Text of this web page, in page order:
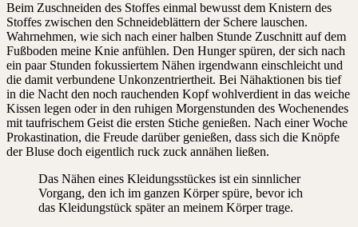
Beim Zuschneiden des Stoffes einmal bewusst dem Knistern des
Stoffes zwischen den Schneideblättern der Schere lauschen.
Wahrnehmen, wie sich nach einer halben Stunde Zuschnitt auf dem
Fußboden meine Knie anfühlen. Den Hunger spüren, der sich nach
ein paar Stunden fokussiertem Nähen irgendwann einschleicht und
die damit verbundene Unkonzentriertheit. Bei Nähaktionen bis tief
in die Nacht den noch rauchenden Kopf wohlverdient in das weiche
Kissen legen oder in den ruhigen Morgenstunden des Wochenendes
mit taufrischem Geist die ersten Stiche genießen. Nach einer Woche
Prokastination, die Freude darüber genießen, dass sich die Knöpfe
der Bluse doch eigentlich ruck zuck annähen ließen.
Das Nähen eines Kleidungsstückes ist ein sinnlicher
Vorgang, den ich im ganzen Körper spüre, bevor ich
das Kleidungstück später an meinem Körper trage.